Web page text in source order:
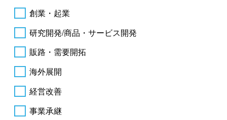
創業・起業
研究開発/商品・サービス開発
販路・需要開拓
海外展開
経営改善
事業承継